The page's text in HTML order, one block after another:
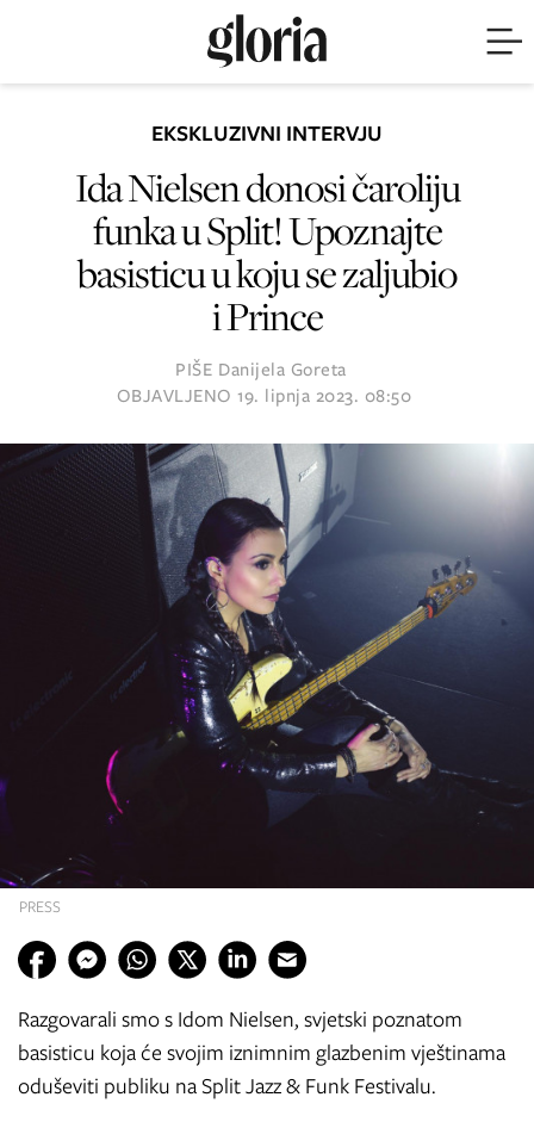
PRESS
EKSKLUZIVNI INTERVJU
Ida Nielsen donosi čaroliju
funka u Split! Upoznajte
basisticu u koju se zaljubio
i Prince
PIŠE Danijela Goreta
OBJAVLJENO19. lipnja 2023. 08:50
Razgovarali smo s Idom Nielsen, svjetski poznatom
basisticu koja će svojim iznimnim glazbenim vještinama
oduševiti publiku na Split Jazz & Funk Festivalu.